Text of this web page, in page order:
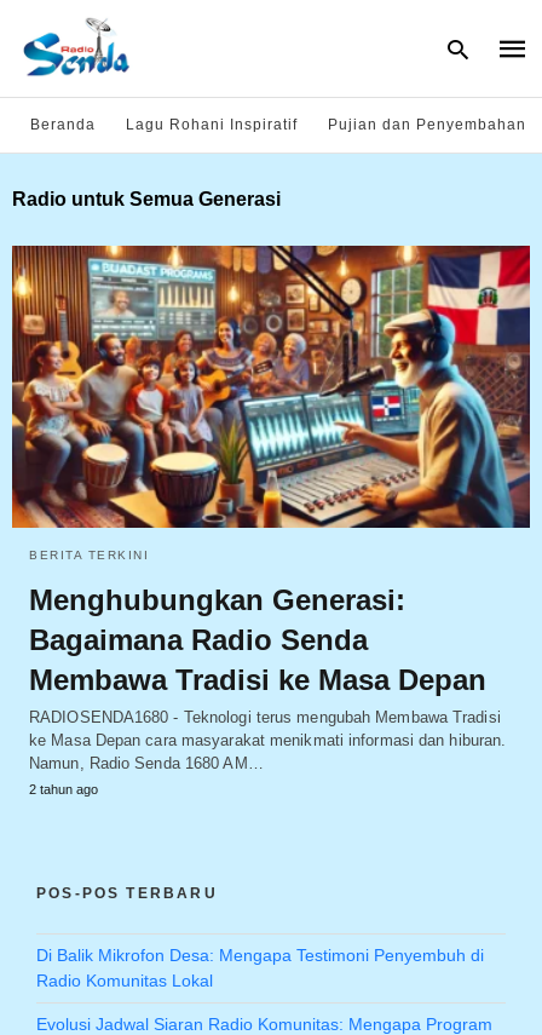
and
hit
Beranda Lagu Rohani Inspiratif Pujian dan Penyembahan
Radio untuk Semua Generasi
BERITA TERKINI
Menghubungkan Generasi:
Bagaimana Radio Senda
Membawa Tradisi ke Masa Depan
RADIOSENDA1680 - Teknologi terus mengubah Membawa Tradisi
ke Masa Depan cara masyarakat menikmati informasi dan hiburan.
Namun, Radio Senda 1680 AM…
2 tahun ago
POS-POS TERBARU
Di Balik Mikrofon Desa: Mengapa Testimoni Penyembuh di
Radio Komunitas Lokal
Evolusi Jadwal Siaran Radio Komunitas: Mengapa Program